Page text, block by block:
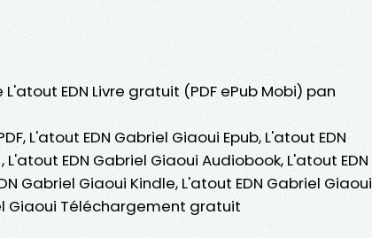
EDN Livre gratuit (PDF ePub Mobi) pan
L'atout EDN Gabriel Giaoui Epub, L'atout EDN
EDN Gabriel Giaoui Audiobook, L'atout EDN
Gabriel Giaoui Kindle, L'atout EDN Gabriel Giaoui
Giaoui Téléchargement gratuit